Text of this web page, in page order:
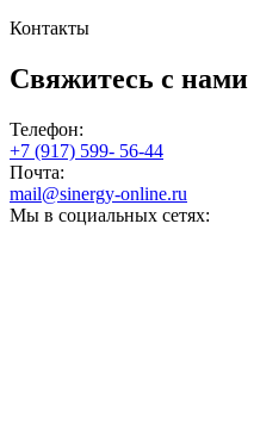
Контакты
Свяжитесь с нами
Телефон:
+7 (917) 599- 56-44
Почта:
mail@sinergy-online.ru
Мы в социальных сетях: